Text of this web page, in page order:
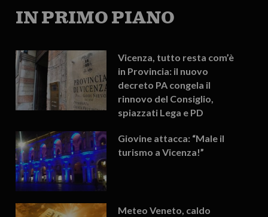
IN PRIMO PIANO
Vicenza, tutto resta com’è
in Provincia: il nuovo
decreto PA congela il
rinnovo del Consiglio,
spiazzati Lega e PD
Giovine attacca: “Male il
turismo a Vicenza!”
Meteo Veneto, caldo